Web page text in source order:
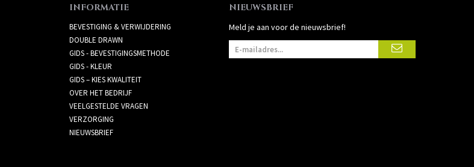
INFORMATIE
BEVESTIGING & VERWIJDERING
DOUBLE DRAWN
GIDS - BEVESTIGINGSMETHODE
GIDS - KLEUR
GIDS – KIES KWALITEIT
OVER HET BEDRIJF
VEELGESTELDE VRAGEN
VERZORGING
NIEUWSBRIEF
NIEUWSBRIEF
Meld je aan voor de nieuwsbrief!